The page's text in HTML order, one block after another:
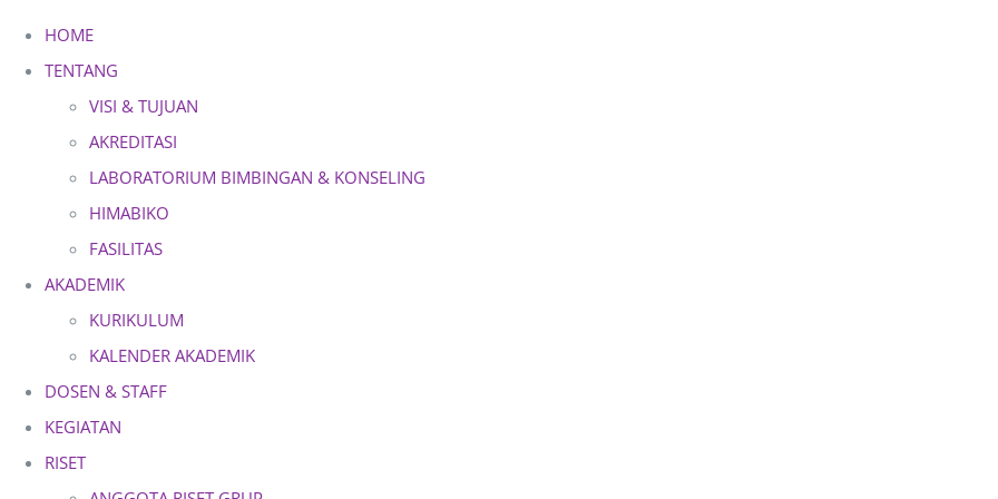
HOME
TENTANG
VISI & TUJUAN
AKREDITASI
LABORATORIUM BIMBINGAN & KONSELING
HIMABIKO
FASILITAS
AKADEMIK
KURIKULUM
KALENDER AKADEMIK
DOSEN & STAFF
KEGIATAN
RISET